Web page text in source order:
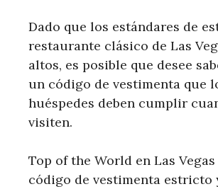
Dado que los estándares de
restaurante clásico de Las
altos, es posible que desee
un código de vestimenta que
huéspedes deben cumplir
visiten.
Top of the World en Las
código de vestimenta estricto